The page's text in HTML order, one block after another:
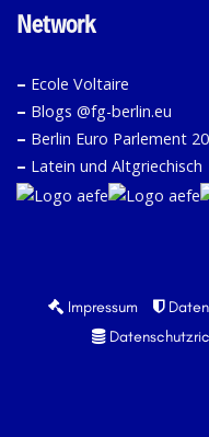
Network
– Ecole Voltaire
– Blogs @fg-berlin.eu
– Berlin Euro Parlement
– Latein und Altgriechisch
Impressum